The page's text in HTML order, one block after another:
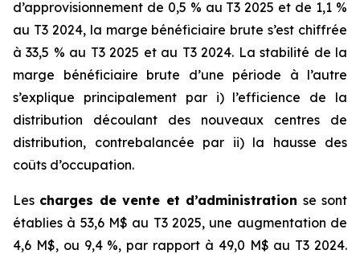
d’approvisionnement de 0,5 % au T3 2025 et de 1,1 %
au T3 2024, la marge bénéficiaire brute s’est chiffrée
à 33,5 % au T3 2025 et au T3 2024. La stabilité de la
marge bénéficiaire brute d’une période à l’autre
s’explique principalement par i) l’efficience de la
distribution découlant des nouveaux centres de
distribution, contrebalancée par ii) la hausse des
coûts d’occupation.
Les charges de vente et d’administration se sont
établies à 53,6 M$ au T3 2025, une augmentation de
4,6 M$, ou 9,4 %, par rapport à 49,0 M$ au T3 2024.